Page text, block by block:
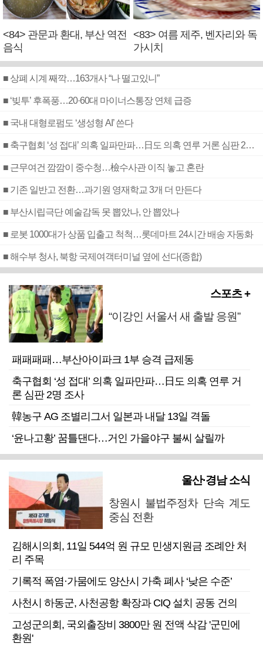
<84> 관문과 환대, 부산 역전
음식
<83> 여름 제주, 벤자리와 독
가시치
■ 상폐 시계 째깍…163개사 “나 떨고있니”
■ ‘빚투’ 후폭풍…20·60대 마이너스통장 연체 급증
■ 국내 대형로펌도 ‘생성형 AI’ 쓴다
■ 축구협회 ‘성 접대’ 의혹 일파만파…日도 의혹 연루 거론 심판 2명 조사
■ 근무여건 깜깜이 중수청…檢수사관 이직 놓고 혼란
■ 기존 일반고 전환…과기원 영재학교 3개 더 만든다
■ 부산시립극단 예술감독 못 뽑았나, 안 뽑았나
■ 로봇 1000대가 상품 입출고 척척…롯데마트 24시간 배송 자동화
■ 해수부 청사, 북항 국제여객터미널 옆에 선다(종합)
스포츠 +
“이강인 서울서 새 출발 응원”
패패패패…부산아이파크 1부 승격 급제동
축구협회 ‘성 접대’ 의혹 일파만파…日도 의혹 연루 거
론 심판 2명 조사
韓농구 AG 조별리그서 일본과 내달 13일 격돌
‘윤나고황’ 꿈틀댄다…거인 가을야구 불씨 살릴까
울산·경남 소식
창원시 불법주정차 단속 계도
중심 전환
김해시의회, 11일 544억 원 규모 민생지원금 조례안 처
리 주목
기록적 폭염·가뭄에도 양산시 가축 폐사 ‘낮은 수준’
사천시 하동군, 사천공항 확장과 CIQ 설치 공동 건의
고성군의회, 국외출장비 3800만 원 전액 삭감 '군민에
환원'